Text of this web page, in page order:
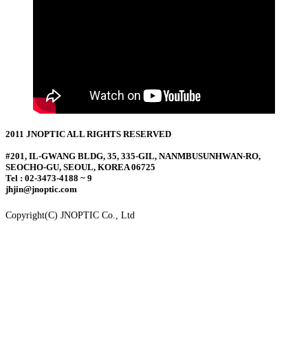
2011 JNOPTIC ALL RIGHTS RESERVED
#201, IL-GWANG BLDG, 35, 335-GIL, NANMBUSUNHWAN-RO,
SEOCHO-GU, SEOUL, KOREA 06725
Tel : 02-3473-4188 ~ 9
jhjin@jnoptic.com